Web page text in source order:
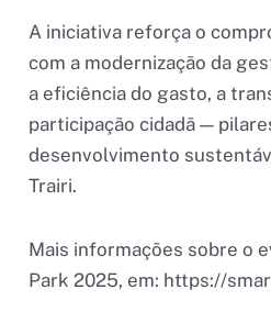
A iniciativa reforça o
com a modernização da
a eficiência do gasto, a
participação cidadã —
desenvolvimento
Trairi.
Mais informações sobre o
Park 2025, em: https://